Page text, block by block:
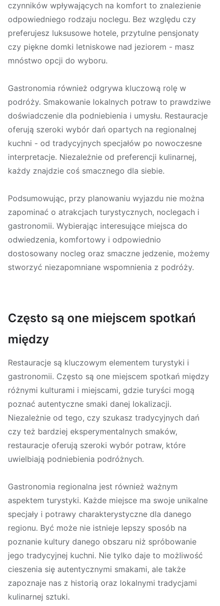
czynników wpływających na komfort to znalezienie
odpowiedniego rodzaju noclegu. Bez względu czy
preferujesz luksusowe hotele, przytulne pensjonaty
czy piękne domki letniskowe nad jeziorem - masz
mnóstwo opcji do wyboru.
Gastronomia również odgrywa kluczową rolę w
podróży. Smakowanie lokalnych potraw to prawdziwe
doświadczenie dla podniebienia i umysłu. Restauracje
oferują szeroki wybór dań opartych na regionalnej
kuchni - od tradycyjnych specjałów po nowoczesne
interpretacje. Niezależnie od preferencji kulinarnej,
każdy znajdzie coś smacznego dla siebie.
Podsumowując, przy planowaniu wyjazdu nie można
zapominać o atrakcjach turystycznych, noclegach i
gastronomii. Wybierając interesujące miejsca do
odwiedzenia, komfortowy i odpowiednio
dostosowany nocleg oraz smaczne jedzenie, możemy
stworzyć niezapomniane wspomnienia z podróży.
Często są one miejscem spotkań
między
Restauracje są kluczowym elementem turystyki i
gastronomii. Często są one miejscem spotkań między
różnymi kulturami i miejscami, gdzie turyści mogą
poznać autentyczne smaki danej lokalizacji.
Niezależnie od tego, czy szukasz tradycyjnych dań
czy też bardziej eksperymentalnych smaków,
restauracje oferują szeroki wybór potraw, które
uwielbiają podniebienia podróżnych.
Gastronomia regionalna jest również ważnym
aspektem turystyki. Każde miejsce ma swoje unikalne
specjały i potrawy charakterystyczne dla danego
regionu. Być może nie istnieje lepszy sposób na
poznanie kultury danego obszaru niż spróbowanie
jego tradycyjnej kuchni. Nie tylko daje to możliwość
cieszenia się autentycznymi smakami, ale także
zapoznaje nas z historią oraz lokalnymi tradycjami
kulinarnej sztuki.